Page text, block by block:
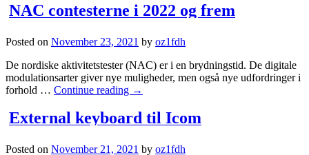
NAC contesterne i 2022 og frem
Posted on November 23, 2021 by oz1fdh
De nordiske aktivitetstester (NAC) er i en brydningstid. De digitale
modulationsarter giver nye muligheder, men også nye udfordringer i
forhold … Continue reading →
External keyboard til Icom
Posted on November 21, 2021 by oz1fdh